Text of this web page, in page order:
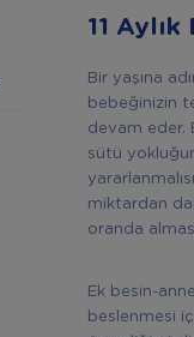
11
Bir yaşına
bebeğinizin
devam eder.
sütü
miktardan
oranda
Ek besin-
beslenmesi